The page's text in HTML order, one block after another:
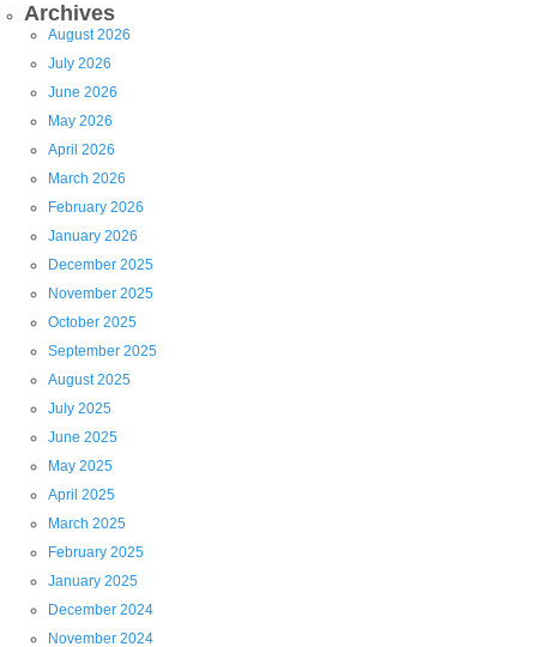
Archives
August 2026
July 2026
June 2026
May 2026
April 2026
March 2026
February 2026
January 2026
December 2025
November 2025
October 2025
September 2025
August 2025
July 2025
June 2025
May 2025
April 2025
March 2025
February 2025
January 2025
December 2024
November 2024